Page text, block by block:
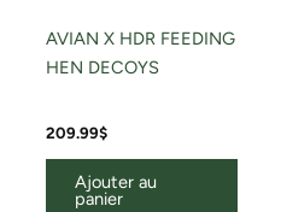
AVIAN X HDR FEEDING
HEN DECOYS
209.99$
Ajouter au
panier